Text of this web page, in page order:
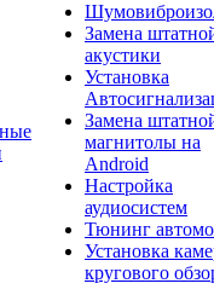
Замена
акустики
Установка
Замена
магнитолы на
Android
Настройка
аудиосистем
Тюнинг
Установка
кругового